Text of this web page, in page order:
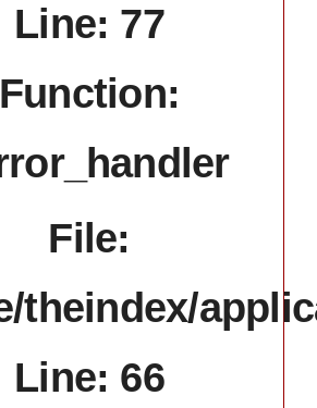
Line: 77
Function:
File:
theindex/
Line: 66